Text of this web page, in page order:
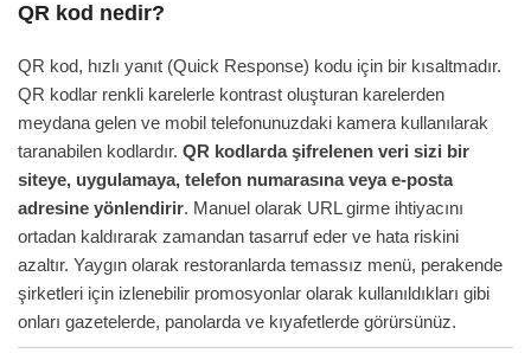
QR kod nedir?
QR kod, hızlı yanıt (Quick Response) kodu için bir kısaltmadır.
QR kodlar renkli karelerle kontrast oluşturan karelerden
meydana gelen ve mobil telefonunuzdaki kamera kullanılarak
taranabilen kodlardır. QR kodlarda şifrelenen veri sizi bir
siteye, uygulamaya, telefon numarasına veya e-posta
adresine yönlendirir. Manuel olarak URL girme ihtiyacını
ortadan kaldırarak zamandan tasarruf eder ve hata riskini
azaltır. Yaygın olarak restoranlarda temassız menü, perakende
şirketleri için izlenebilir promosyonlar olarak kullanıldıkları gibi
onları gazetelerde, panolarda ve kıyafetlerde görürsünüz.